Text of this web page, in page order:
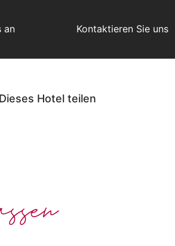
an Kontaktieren Sie uns
Dieses Hotel teilen